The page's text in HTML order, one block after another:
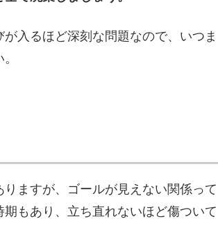
入るほど深刻な問題なので、いつま
ますが、ゴールが見えない関係って
もあり、立ち直れないほど傷ついて